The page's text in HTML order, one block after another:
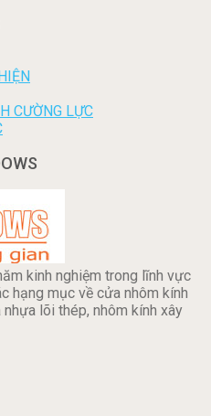
CƯỜNG LỰC
kinh nghiệm trong lĩnh vực
hạng mục về cửa nhôm kính
lõi thép, nhôm kính xây